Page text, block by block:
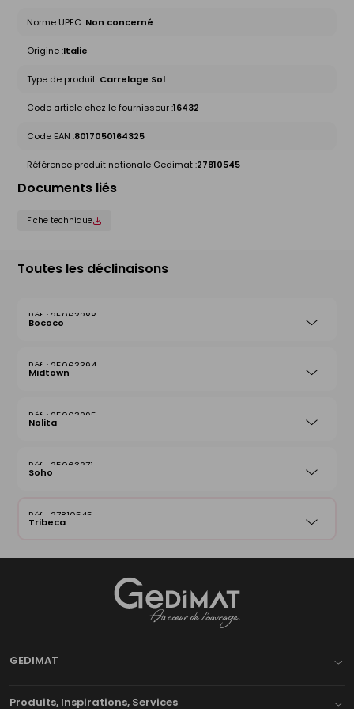
Norme UPEC :Non concerné
Origine :Italie
Type de produit :Carrelage Sol
Code article chez le fournisseur :16432
Code EAN :8017050164325
Référence produit nationale Gedimat :27810545
Documents liés
Fiche technique
Toutes les déclinaisons
25063288
Bococo
25063394
Midtown
25063295
Nolita
25063271
Soho
27810545
Tribeca
GEDIMAT
Produits, Inspirations, Services